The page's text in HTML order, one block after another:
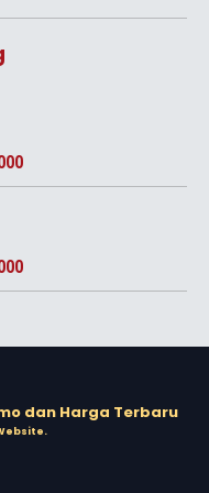
dan Harga Terbaru
.